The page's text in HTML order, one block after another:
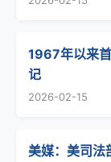
1967年以来
记
2026-02-15
美媒：美司法